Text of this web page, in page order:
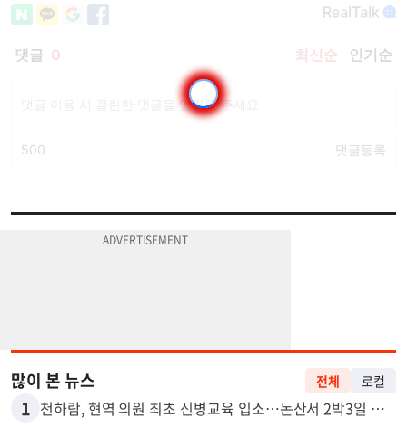
많이 본 뉴스 전체 로컬
1 천하람, 현역 의원 최초 신병교육 입소…논산서 2박3일 생활